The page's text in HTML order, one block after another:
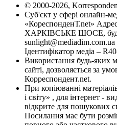
© 2000-2026,
Суб'єкт у сфері онлайн-
«КореспонденТ.net»
ХАРКІВСЬКЕ ШОСЕ,
sunlight@mediadim.com.ua
Ідентифікатор медіа –
Використання будь-яких
сайті, дозволяється за
Корреспондент.net.
При копіюванні
і світу» , для інтернет -
відкрите для пошукових
Посилання має бути